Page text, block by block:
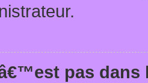
pas dans